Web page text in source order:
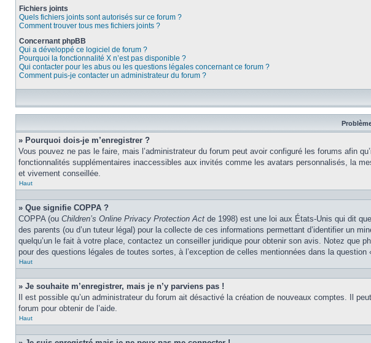
Fichiers joints
Quels fichiers joints sont autorisés sur ce forum ?
Comment trouver tous mes fichiers joints ?
Concernant phpBB
Qui a développé ce logiciel de forum ?
Pourquoi la fonctionnalité X n’est pas disponible ?
Qui contacter pour les abus ou les questions légales concernant ce forum ?
Comment puis-je contacter un administrateur du forum ?
» Pourquoi dois-je m’enregistrer ?
Vous pouvez ne pas le faire, mais l’administrateur du forum peut avoir configuré les forums afin
fonctionnalités supplémentaires inaccessibles aux invités comme les avatars personnalisés, la
et vivement conseillée.
Haut
» Que signifie COPPA ?
COPPA (ou Children’s Online Privacy Protection Act de 1998) est une loi aux États-Unis qui dit
des parents (ou d’un tuteur légal) pour la collecte de ces informations permettant d’identifier un
quelqu’un le fait à votre place, contactez un conseiller juridique pour obtenir son avis. Notez
pour des questions légales de toutes sortes, à l’exception de celles mentionnées dans la
Haut
» Je souhaite m’enregistrer, mais je n’y parviens pas !
Il est possible qu’un administrateur du forum ait désactivé la création de nouveaux comptes. Il
forum pour obtenir de l’aide.
Haut